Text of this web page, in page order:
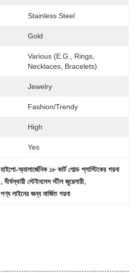
Stainless Steel
Gold
Various (e.g., Rings,
Necklaces, Bracelets)
Jewelry
Fashion/Trendy
High
Yes
হাইপো-অ্যালার্জেনিক ১৮ কার্ট গোল্ড প্লাস্টিকের গয়না
, দীর্ঘস্থায়ী স্টেইনলেস স্টীল জুয়েলারী,
পণ্য লাইনের জন্য মার্জিত গয়না